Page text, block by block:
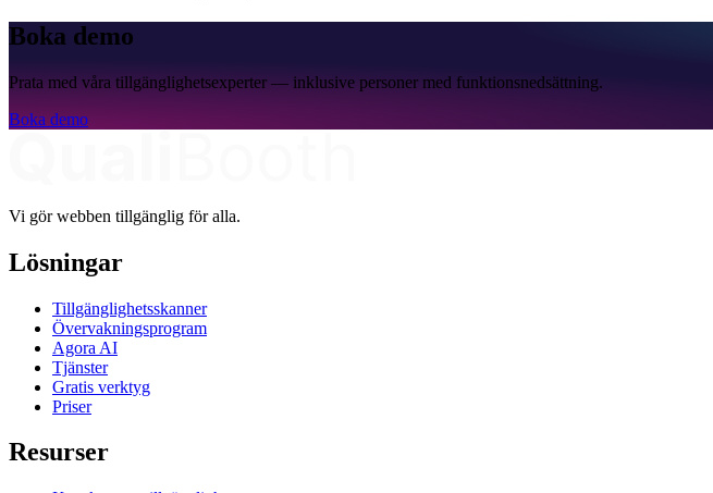
Boka demo
Prata med våra tillgänglighetsexperter — inklusive personer med funktionsnedsättning.
Boka demo
Vi gör webben tillgänglig för alla.
Lösningar
Tillgänglighetsskanner
Övervakningsprogram
Agora AI
Tjänster
Gratis verktyg
Priser
Resurser